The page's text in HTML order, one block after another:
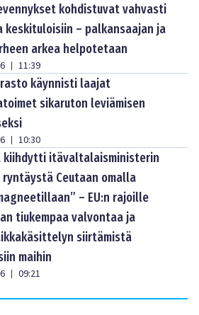
kohdistuvat vahvasti
keskituloisiin – palkansaajan ja
arkea helpotetaan
| 11:39
käynnisti laajat
sikaruton leviämisen
| 10:30
kiihdytti itävaltalaisministerin
ryntäystä Ceutaan omalla
– EU:n rajoille
tiukempaa valvontaa ja
siirtämistä
maihin
| 09:21